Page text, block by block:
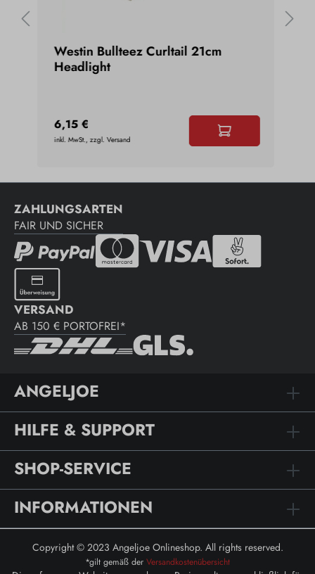
Westin Bullteez Curltail 21cm
Headlight
6,15 €
inkl. MwSt., zzgl. Versand
ZAHLUNGSARTEN
FAIR UND SICHER
VERSAND
AB 150 € PORTOFREI*
ANGELJOE
HILFE & SUPPORT
SHOP-SERVICE
INFORMATIONEN
Copyright © 2023 Angeljoe Onlineshop. All rights reserved.
*gilt gemäß der Versandkostenübersicht